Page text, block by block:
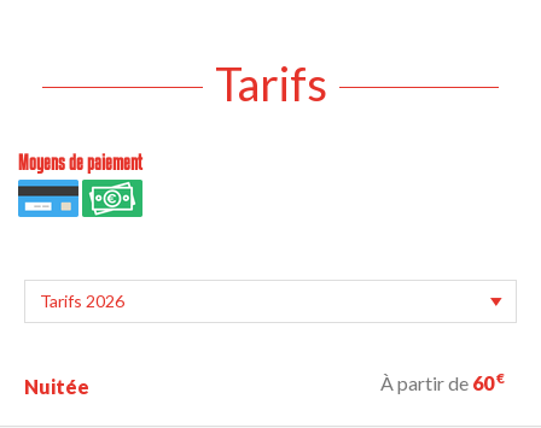
Tarifs
Moyens de paiement
Nuitée À partir de 60€